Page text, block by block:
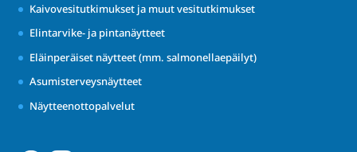
Kaivovesitutkimukset ja muut vesitutkimukset
Elintarvike- ja pintanäytteet
Eläinperäiset näytteet (mm. salmonellaepäilyt)
Asumisterveysnäytteet
Näytteenottopalvelut